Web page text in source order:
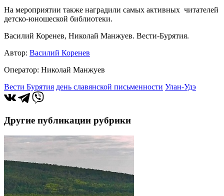
На мероприятии также наградили самых активных читателей
детско-юношеской библиотеки.
Василий Коренев, Николай Манжуев. Вести-Бурятия.
Автор: Василий Коренев
Оператор: Николай Манжуев
Вести Бурятия день славянской письменности Улан-Удэ
Другие публикации рубрики